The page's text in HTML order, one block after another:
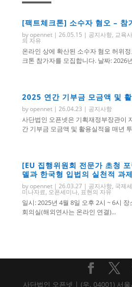
[팩트체크톤] 소수자 혐오 – 참
byopennet| 26.05.15 | 공지사항, 교육
의 자유
온라인 상에 확산된 소수자 혐오 허위
크톤 참가자를 모집합니다. 날짜: 2026
2025 연간 기부금 모금액 및
byopennet| 26.04.23 | 공지사항
사단법인 오픈넷은 기획재정부장관이
간 기부금 모금액 및 활용실적을 매년
[EU 집행위원회 전문가 초청
델과 한국형 입법의 실천적 과제
byopennet| 26.03.27| 공지사항, 국제
미나자료, 오픈세미나, 표현의 자유
일시: 2025년 4월 8일 오후 2시 ~ 6시
회의실(해외연사는 온라인 연결)...
사단법인 오픈넷 | (우. 04001) 서